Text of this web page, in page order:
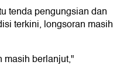
tenda pengungsian dan
terkini, longsoran masih
masih berlanjut,"